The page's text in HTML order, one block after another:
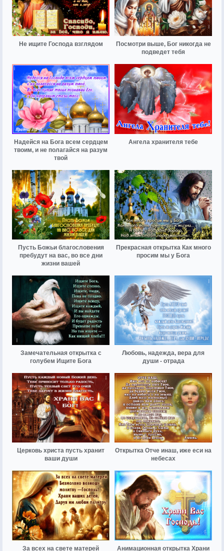
Не ищите Господа взглядом
Посмотри выше, Бог никогда не
подведет тебя
Надейся на Бога всем сердцем
твоим, и не полагайся на разум
твой
Ангела хранителя тебе
Пусть Божьи благословения
пребудут на вас, во все дни
жизни вашей
Прекрасная открытка Как много
просим мы у Бога
Замечательная открытка с
голубем Ищите Бога
Любовь, надежда, вера для
души - отрада
Церковь христа пусть хранит
ваши души
Открытка Отче инаш, иже еси на
небесах
За всех на свете матерей Анимационная открытка Храни